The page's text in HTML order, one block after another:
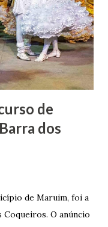
financeira. João
Matriz de Nosso
inaugurada em 1862 e
Vasconcelos. A Igreja
de
dos
de Maruim, foi a
O anúncio